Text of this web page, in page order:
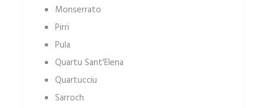
Monserrato
Pirri
Pula
Quartu Sant'Elena
Quartucciu
Sarroch